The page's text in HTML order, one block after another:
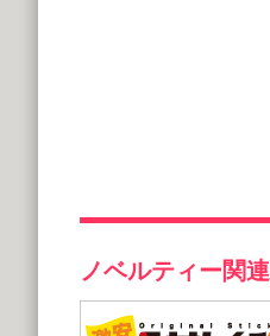
ノベルティー関連